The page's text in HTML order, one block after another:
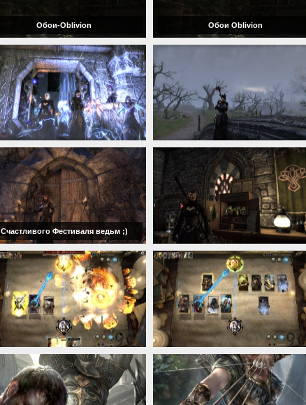
Обои-Oblivion Обои Oblivion
Счастливого Фестиваля ведьм ;)